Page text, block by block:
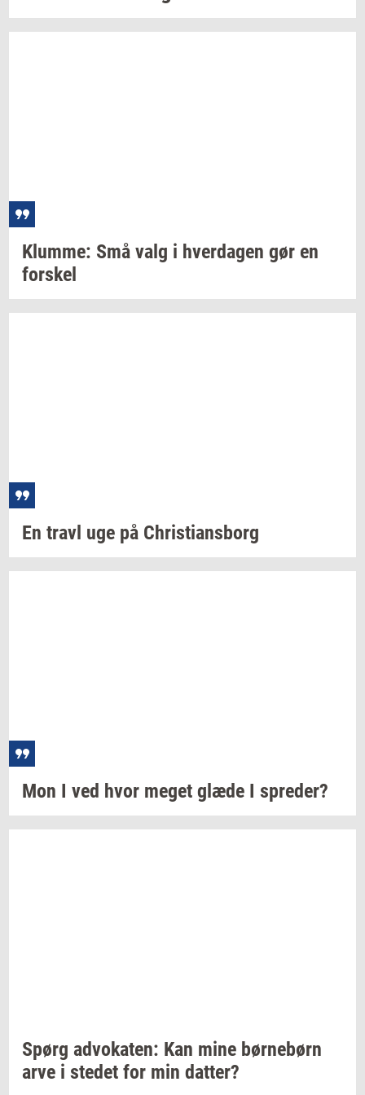
Klum­me: Små valg i hver­da­gen gør en
for­skel
En travl uge på Chri­sti­ans­borg
Mon I ved hvor meget glæde I spre­der?
Spørg ad­vo­ka­ten: Kan mine bør­ne­børn
arve i ste­det for min dat­ter?